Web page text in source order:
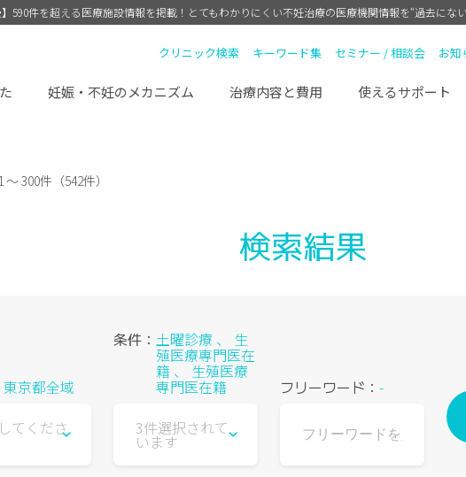
590件を超える医療施設情報を掲載！ とてもわかりにくい不妊治療の医療機関情報を“過去にな
クリニック検索 キーワード集 セミナー / 相談会 お知
妊娠・不妊のメカニズム 治療内容と費用 使えるサポート
300件（542件）
検索結果
東京都全域
てくださ
条件： 土曜診療 、 生
殖医療専門医在
籍 、 生殖医療
専門医在籍
3件選択されて
います
フリーワード： -